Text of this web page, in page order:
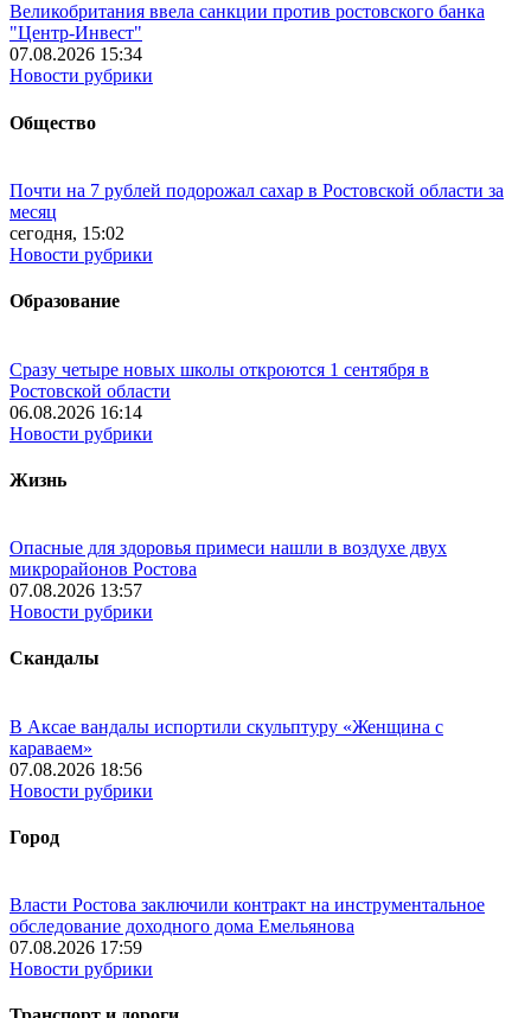
Великобритания ввела санкции против ростовского банка
"Центр-Инвест"
07.08.2026 15:34
Новости рубрики
Общество
Почти на 7 рублей подорожал сахар в Ростовской области за
месяц
сегодня, 15:02
Новости рубрики
Образование
Сразу четыре новых школы откроются 1 сентября в
Ростовской области
06.08.2026 16:14
Новости рубрики
Жизнь
Опасные для здоровья примеси нашли в воздухе двух
микрорайонов Ростова
07.08.2026 13:57
Новости рубрики
Скандалы
В Аксае вандалы испортили скульптуру «Женщина с
караваем»
07.08.2026 18:56
Новости рубрики
Город
Власти Ростова заключили контракт на инструментальное
обследование доходного дома Емельянова
07.08.2026 17:59
Новости рубрики